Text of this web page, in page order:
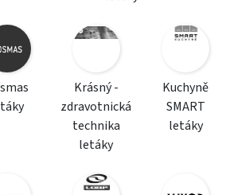
Krásný -
zdravotnická
technika
letáky
Kuchyně
SMART
letáky